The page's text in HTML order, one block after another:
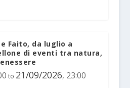
Faito, da luglio a
di eventi tra natura,
to 21/09/2026, 23:00